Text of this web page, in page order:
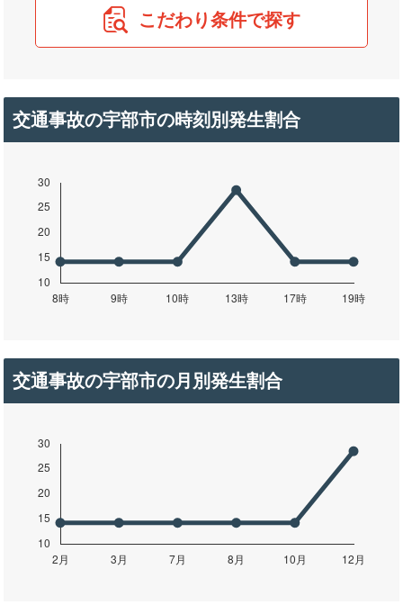
こだわり条件で探す
交通事故の宇部市の時刻別発生割合
交通事故の宇部市の月別発生割合